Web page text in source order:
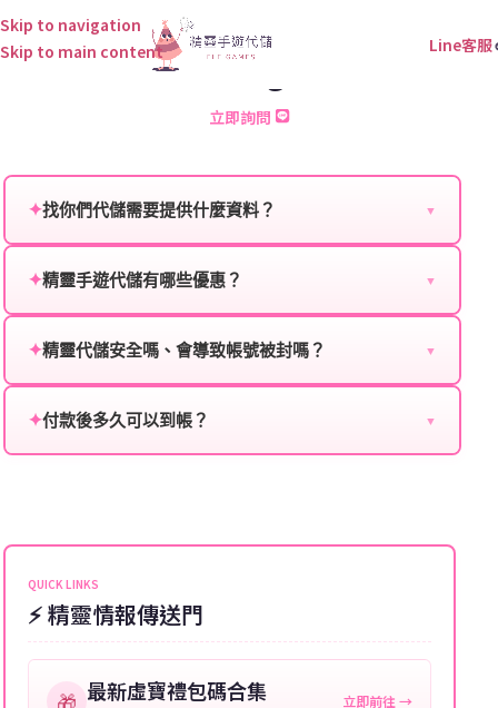
Skip to navigation
Skip to main content
Line客服
Mafia Kings 儲值
立即詢問
✦找你們代儲需要提供什麼資料？ ▼
服：
角色名稱：您遊戲中的角色名稱。
等級：角色的當前等級。
✦精靈手遊代儲有哪些優惠？ ▼
贈送、大額儲值優惠及節日限定活動，儲值最低6折
✦精靈代儲安全嗎、會導致帳號被封嗎？ ▼
單，不使用外掛程式、非法點數或異常儲值管道。您獲
✦付款後多久可以到帳？ ▼
可直接聯絡客服查詢訂單進度。
QUICK LINKS
⚡ 精靈情報傳送門
🎁 最新虛寶禮包碼合集 立即前往 →